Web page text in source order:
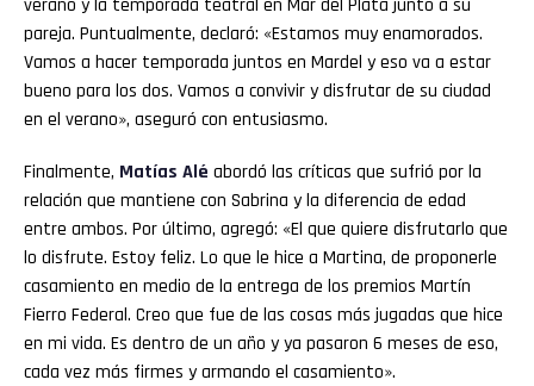
verano y la temporada teatral en Mar del Plata junto a su
pareja. Puntualmente, declaró: «Estamos muy enamorados.
Vamos a hacer temporada juntos en Mardel y eso va a estar
bueno para los dos. Vamos a convivir y disfrutar de su ciudad
en el verano», aseguró con entusiasmo.
Finalmente, Matías Alé abordó las críticas que sufrió por la
relación que mantiene con Sabrina y la diferencia de edad
entre ambos. Por último, agregó: «El que quiere disfrutarlo que
lo disfrute. Estoy feliz. Lo que le hice a Martina, de proponerle
casamiento en medio de la entrega de los premios Martín
Fierro Federal. Creo que fue de las cosas más jugadas que hice
en mi vida. Es dentro de un año y ya pasaron 6 meses de eso,
cada vez más firmes y armando el casamiento».